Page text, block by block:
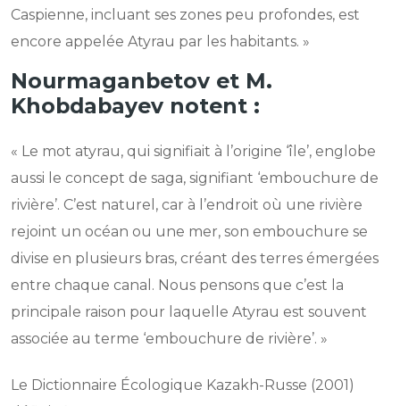
Caspienne, incluant ses zones peu profondes, est
encore appelée Atyrau par les habitants. »
Nourmaganbetov et M.
Khobdabayev notent :
« Le mot atyrau, qui signifiait à l’origine ‘île’, englobe
aussi le concept de saga, signifiant ‘embouchure de
rivière’. C’est naturel, car à l’endroit où une rivière
rejoint un océan ou une mer, son embouchure se
divise en plusieurs bras, créant des terres émergées
entre chaque canal. Nous pensons que c’est la
principale raison pour laquelle Atyrau est souvent
associée au terme ‘embouchure de rivière’. »
Le Dictionnaire Écologique Kazakh-Russe (2001)